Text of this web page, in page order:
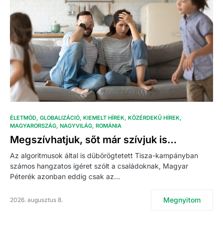
ÉLETMÓD GLOBALIZÁCIÓ KIEMELT HÍREK KÖZÉRDEKŰ HÍREK
MAGYARORSZÁG NAGYVILÁG ROMÁNIA
Megszívhatjuk, sőt már szívjuk is…
Az algoritmusok által is dübörögtetett Tisza-kampányban
számos hangzatos ígéret szólt a családoknak, Magyar
Péterék azonban eddig csak az…
2026. augusztus 8. Megnyitom